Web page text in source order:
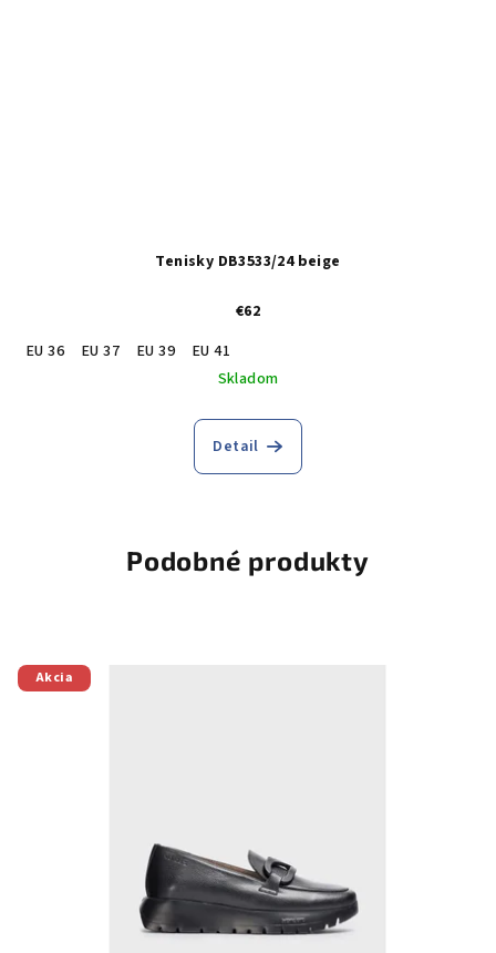
Tenisky DB3533/24 beige
€62
EU 36
EU 37 EU 39
EU 41
Skladom
Detail
Podobné produkty
Akcia